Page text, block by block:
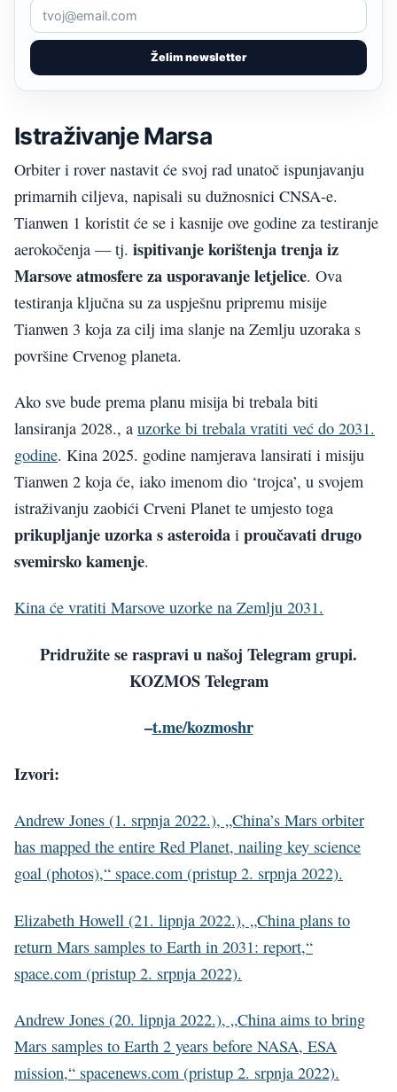
Želim newsletter
Istraživanje Marsa
Orbiter i rover nastavit će svoj rad unatoč ispunjavanju
primarnih ciljeva, napisali su dužnosnici CNSA-e.
Tianwen 1 koristit će se i kasnije ove godine za testiranje
aerokočenja — tj. ispitivanje korištenja trenja iz
Marsove atmosfere za usporavanje letjelice. Ova
testiranja ključna su za uspješnu pripremu misije
Tianwen 3 koja za cilj ima slanje na Zemlju uzoraka s
površine Crvenog planeta.
Ako sve bude prema planu misija bi trebala biti
lansiranja 2028., a uzorke bi trebala vratiti već do 2031.
godine. Kina 2025. godine namjerava lansirati i misiju
Tianwen 2 koja će, iako imenom dio ‘trojca’, u svojem
istraživanju zaobići Crveni Planet te umjesto toga
prikupljanje uzorka s asteroida i proučavati drugo
svemirsko kamenje.
Kina će vratiti Marsove uzorke na Zemlju 2031.
Pridružite se raspravi u našoj Telegram grupi.
KOZMOS Telegram
–t.me/kozmoshr
Izvori:
Andrew Jones (1. srpnja 2022.), „China’s Mars orbiter
has mapped the entire Red Planet, nailing key science
goal (photos),“ space.com (pristup 2. srpnja 2022).
Elizabeth Howell (21. lipnja 2022.), „China plans to
return Mars samples to Earth in 2031: report,“
space.com (pristup 2. srpnja 2022).
Andrew Jones (20. lipnja 2022.), „China aims to bring
Mars samples to Earth 2 years before NASA, ESA
mission,“ spacenews.com (pristup 2. srpnja 2022).